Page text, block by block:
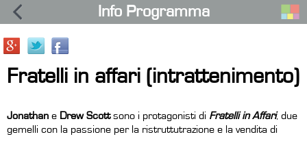
Info Programma
Fratelli in affari (intrattenimento)
Jonathan e Drew Scottsono i protagonisti di Fratelli in Affari, due
gemelli con la passione per la ristruttutrazione e la vendita di